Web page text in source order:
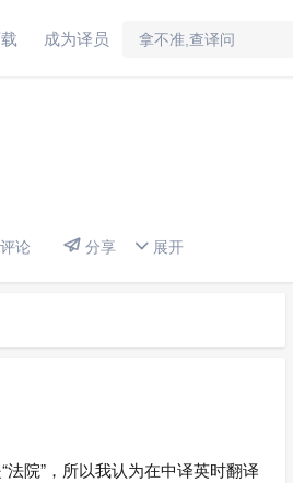
成为译员
论  分享  展开
院”，所以我认为在中译英时翻译